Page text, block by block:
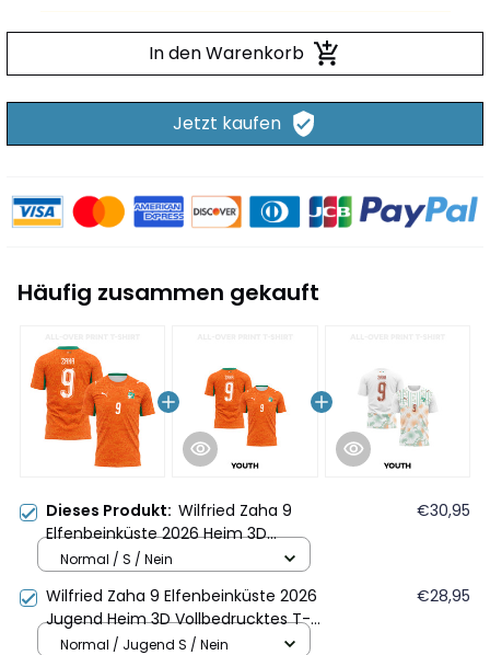
In den Warenkorb
Jetzt kaufen
Häufig zusammen gekauft
Dieses Produkt: Wilfried Zaha 9
Elfenbeinküste 2026 Heim 3D
Vollbedrucktes T-Shirt Unisex -
€30,95
Normal / S / Nein
Wilfried Zaha 9 Elfenbeinküste 2026
Jugend Heim 3D Vollbedrucktes T-
Shirt - Orange
€28,95
Normal / Jugend S / Nein